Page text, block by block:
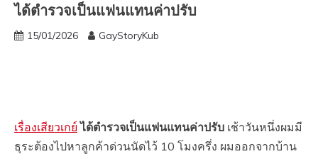
ได้ตำรวจเป็นแฟนแทนค่าปรับ
15/01/2026 GayStoryKub
เรื่องเสียวเกย์ ได้ตำรวจเป็นแฟนแทนค่าปรับ เช้าวันหนึ่งผมมี
ธุระต้องไปหาลูกค้าด่วนนัดไว้ 10 โมงครึ่ง ผมออกจากบ้าน